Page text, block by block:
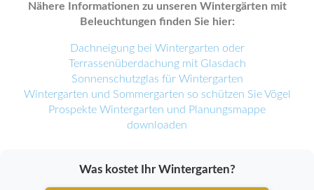
Nähere Informationen zu unseren Wintergärten mit
Beleuchtungen finden Sie hier:
Dachneigung bei Wintergarten oder
Terrassenüberdachung mit Glasdach
Sonnenschutzglas für Wintergarten
Wintergarten und Sommergarten so schützen Sie Vögel
Prospekte Wintergarten und Planungsmappe
downloaden
Was kostet Ihr Wintergarten?